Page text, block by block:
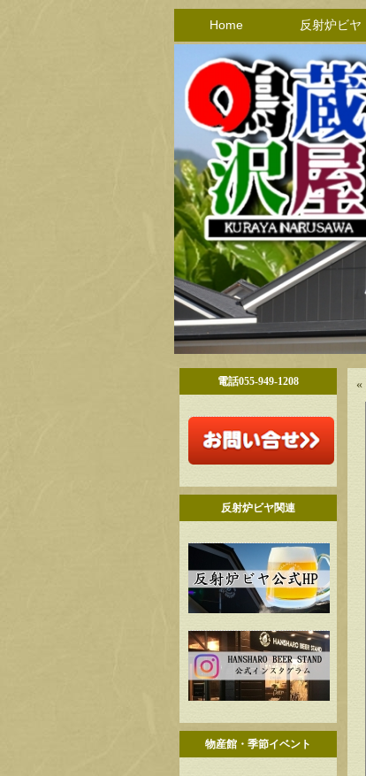
Home 反射炉ビヤ
電話055-949-1208
反射炉ビヤ関連
物産館・季節イベント
«